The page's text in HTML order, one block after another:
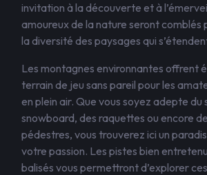
invitation à la découverte et à
amoureux de la nature seront comblés
la diversité des paysages qui
Les montagnes environnantes offrent
terrain de jeu sans pareil pour les
en plein air. Que vous soyez adepte du
snowboard, des raquettes ou encore
pédestres, vous trouverez ici un
votre passion. Les pistes bien
balisés vous permettront d’explorer